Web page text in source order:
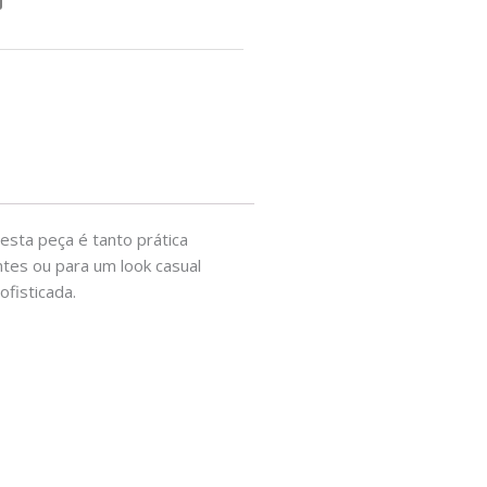
peça é tanto prática
ou para um look casual